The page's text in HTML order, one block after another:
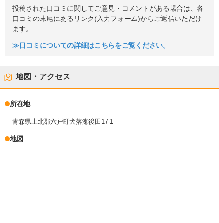
投稿された口コミに関してご意見・コメントがある場合は、各
口コミの末尾にあるリンク(入力フォーム)からご返信いただけ
ます。
≫口コミについての詳細はこちらをご覧ください。
地図・アクセス
所在地
青森県上北郡六戸町犬落瀬後田17-1
地図